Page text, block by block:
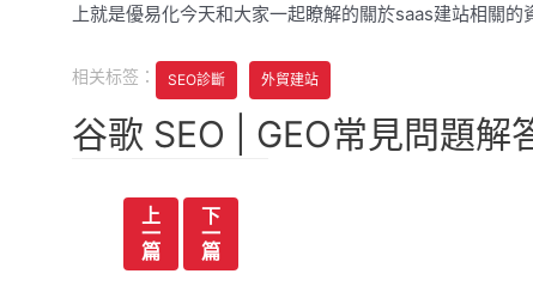
上就是優易化今天和大家一起瞭解的關於saas建站相關的
相关标签： SEO診斷 外貿建站
谷歌 SEO | GEO常見問題解
上
一
篇
下
一
篇